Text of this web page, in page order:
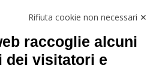
Facebook
Linkedin
Rifiuta cookie non necessari ✕
raccoglie alcuni
dei visitatori e